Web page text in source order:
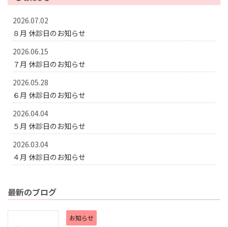
2026.07.02
８月 休診日のお知らせ
2026.06.15
７月 休診日のお知らせ
2026.05.28
６月 休診日のお知らせ
2026.04.04
５月 休診日のお知らせ
2026.03.04
４月 休診日のお知らせ
最新のブログ
お知らせ